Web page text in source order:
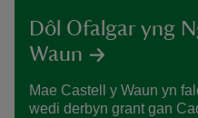
Dôl Ofalgar yng
Waun
Mae Castell y Waun yn
wedi derbyn grant gan